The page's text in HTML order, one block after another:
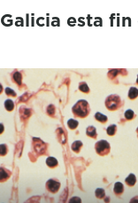
esta fin